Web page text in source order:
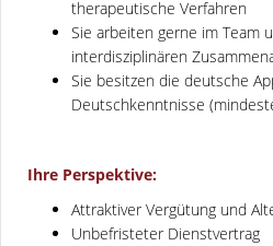
therapeutische Verfahren
Sie arbeiten gerne im Team
interdisziplinären
Sie besitzen die deutsche
Deutschkenntnisse
Ihre Perspektive:
Attraktiver Vergütung und
Unbefristeter Dienstvertrag